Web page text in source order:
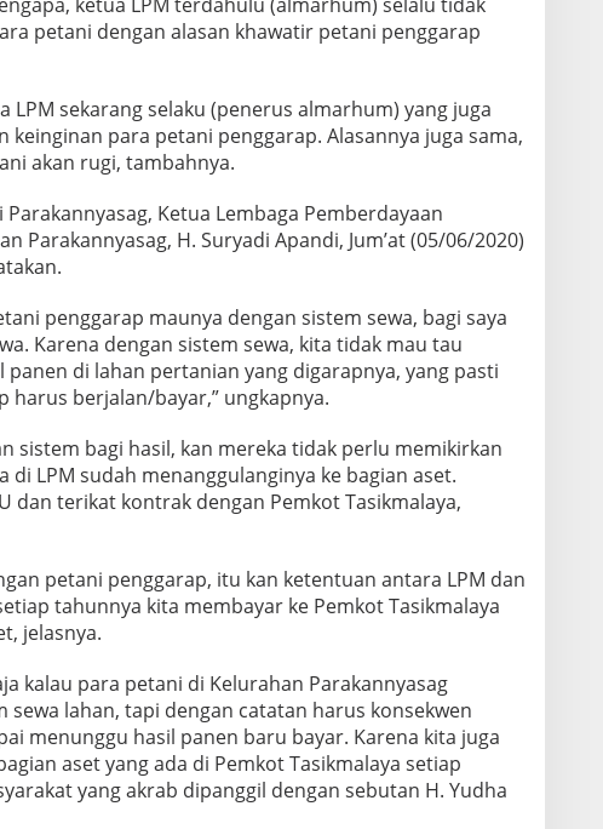
petani dengan alasan khawatir petani penggarap
LPM sekarang selaku (penerus almarhum) yang juga
keinginan para petani penggarap. Alasannya juga sama,
akan rugi, tambahnya.
Ketua Lembaga Pemberdayaan
Parakannyasag, H. Suryadi Apandi, Jum’at (05/06/2020)
penggarap maunya dengan sistem sewa, bagi saya
Karena dengan sistem sewa, kita tidak mau tau
panen di lahan pertanian yang digarapnya, yang pasti
harus berjalan/bayar,” ungkapnya.
sistem bagi hasil, kan mereka tidak perlu memikirkan
LPM sudah menanggulanginya ke bagian aset.
dan terikat kontrak dengan Pemkot Tasikmalaya,
petani penggarap, itu kan ketentuan antara LPM dan
tahunnya kita membayar ke Pemkot Tasikmalaya
jelasnya.
kalau para petani di Kelurahan Parakannyasag
sewa lahan, tapi dengan catatan harus konsekwen
menunggu hasil panen baru bayar. Karena kita juga
aset yang ada di Pemkot Tasikmalaya setiap
yang akrab dipanggil dengan sebutan H. Yudha